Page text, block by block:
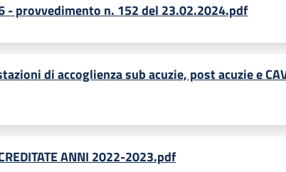
- provvedimento n. 152 del 23.02.2024.pdf
di accoglienza sub acuzie, post acuzie e
ANNI 2022-2023.pdf